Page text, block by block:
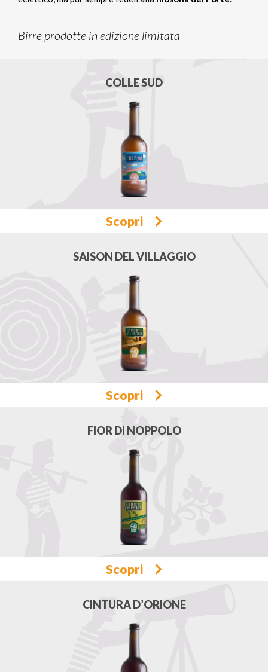
Birre prodotte in edizione limitata
COLLE SUD
Scopri
SAISON DEL VILLAGGIO
Scopri
FIOR DI NOPPOLO
Scopri
CINTURA D’ORIONE